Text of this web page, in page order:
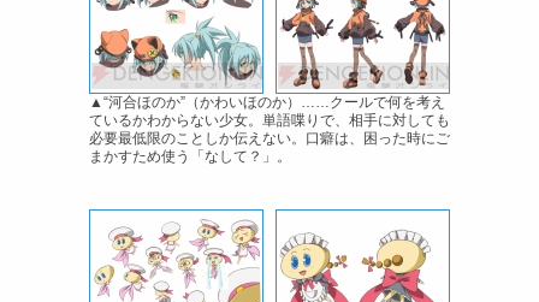
▲“河合ほのか”（かわいほのか）……クールで何を考え
ているかわからない少女。単語喋りで、相手に対しても
必要最低限のことしか伝えない。口癖は、困った時にご
まかすため使う「なして？」。